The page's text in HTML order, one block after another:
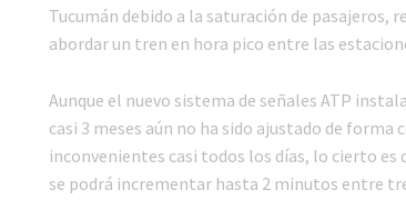
Tucumán debido a la saturación de pasajeros,
abordar un tren en hora pico entre las
Aunque el nuevo sistema de señales ATP
casi 3 meses aún no ha sido ajustado de
inconvenientes casi todos los días, lo cierto es
se podrá incrementar hasta 2 minutos entre